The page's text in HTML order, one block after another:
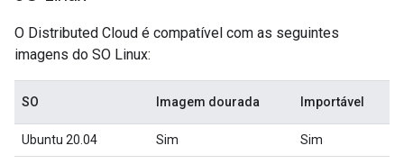
O Distributed Cloud é compatível com as seguintes
imagens do SO Linux:
SO Imagem dourada Importável
Ubuntu 20.04 Sim Sim